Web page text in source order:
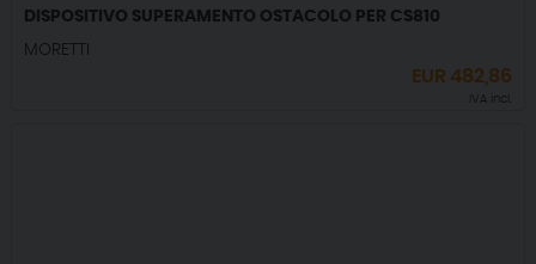
DISPOSITIVO SUPERAMENTO OSTACOLO PER CS810
MORETTI
EUR 482,86
IVA incl.